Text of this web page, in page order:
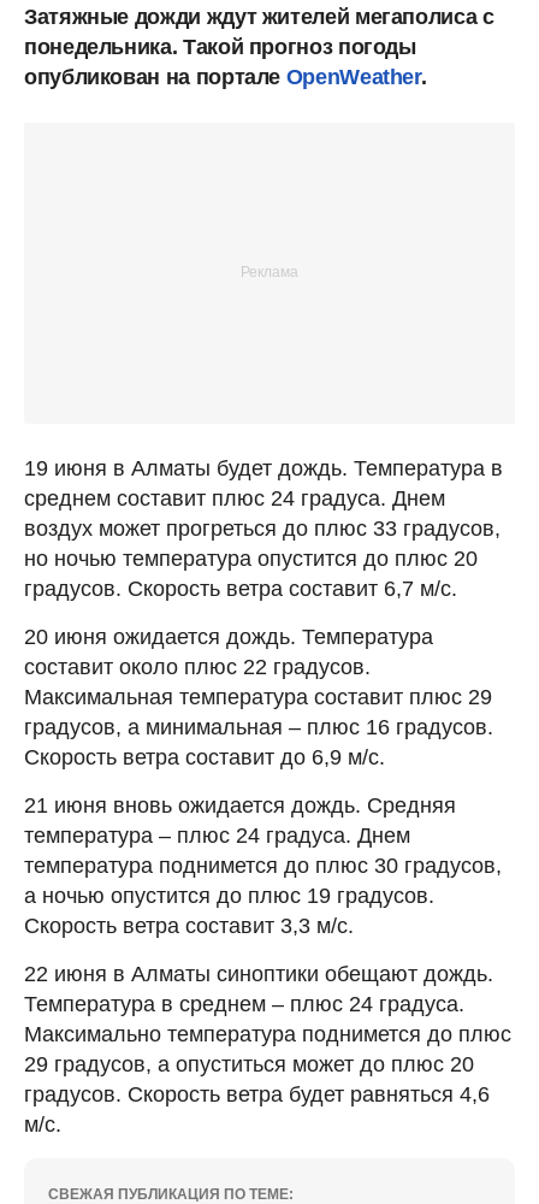
Затяжные дожди ждут жителей мегаполиса с
понедельника. Такой прогноз погоды
опубликован на портале OpenWeather.
19 июня в Алматы будет дождь. Температура в
среднем составит плюс 24 градуса. Днем
воздух может прогреться до плюс 33 градусов,
но ночью температура опустится до плюс 20
градусов. Скорость ветра составит 6,7 м/с.
20 июня ожидается дождь. Температура
составит около плюс 22 градусов.
Максимальная температура составит плюс 29
градусов, а минимальная – плюс 16 градусов.
Скорость ветра составит до 6,9 м/с.
21 июня вновь ожидается дождь. Средняя
температура – плюс 24 градуса. Днем
температура поднимется до плюс 30 градусов,
а ночью опустится до плюс 19 градусов.
Скорость ветра составит 3,3 м/с.
22 июня в Алматы синоптики обещают дождь.
Температура в среднем – плюс 24 градуса.
Максимально температура поднимется до плюс
29 градусов, а опуститься может до плюс 20
градусов. Скорость ветра будет равняться 4,6
м/с.
СВЕЖАЯ ПУБЛИКАЦИЯ ПО ТЕМЕ: